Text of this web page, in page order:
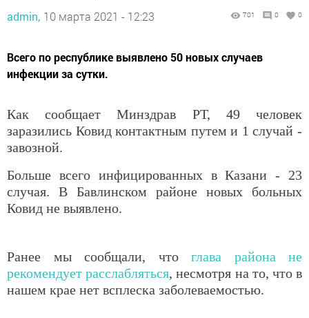
admin, 10 марта 2021 - 12:23 701 0 0
Всего по республике выявлено 50 новых случаев
инфекции за сутки.
Как сообщает Минздрав РТ, 49 человек
заразились Ковид контактным путем и 1 случай -
завозной.
Больше всего инфицированных в Казани - 23
случая. В Бавлинском районе новых больных
Ковид не выявлено.
Ранее мы сообщали, что глава района не
рекомендует расслабляться, несмотря на то, что в
нашем крае нет всплеска заболеваемостью.